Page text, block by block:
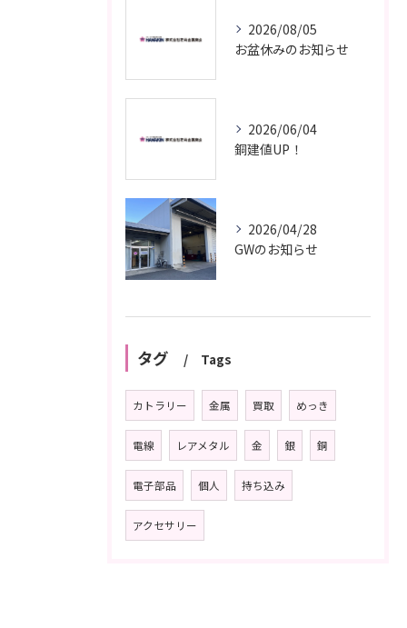
2026/08/05
お盆休みのお知らせ
2026/06/04
銅建値UP！
2026/04/28
GWのお知らせ
タグ Tags
カトラリー 金属 買取 めっき
電線 レアメタル 金 銀 銅
電子部品 個人 持ち込み
アクセサリー